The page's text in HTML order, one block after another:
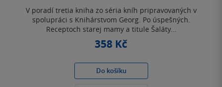
V poradí tretia kniha zo séria kníh pripravovaných v
spolupráci s Knihárstvom Georg. Po úspešných.
Receptoch starej mamy a titule Šaláty...
358 Kč
Do košíku